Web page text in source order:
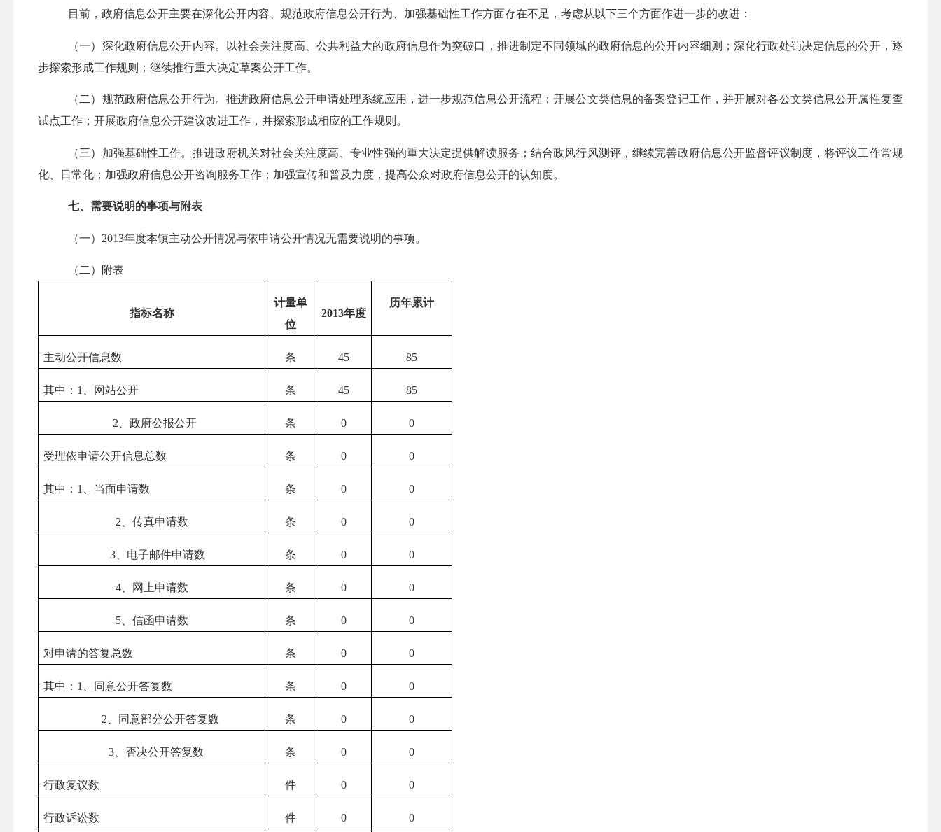
目前，政府信息公开主要在深化公开内容、规范政府信息公开行为、加强基础性工作方面存在不足，考虑从以下三个方面作进一步的改进：
（一）深化政府信息公开内容。以社会关注度高、公共利益大的政府信息作为突破口，推进制定不同领域的政府信息的公开内容细则；深化行政处罚决定信息的公开，逐
步探索形成工作规则；继续推行重大决定草案公开工作。
（二）规范政府信息公开行为。推进政府信息公开申请处理系统应用，进一步规范信息公开流程；开展公文类信息的备案登记工作，并开展对各公文类信息公开属性复查
试点工作；开展政府信息公开建议改进工作，并探索形成相应的工作规则。
（三）加强基础性工作。推进政府机关对社会关注度高、专业性强的重大决定提供解读服务；结合政风行风测评，继续完善政府信息公开监督评议制度，将评议工作常规
化、日常化；加强政府信息公开咨询服务工作；加强宣传和普及力度，提高公众对政府信息公开的认知度。
七、需要说明的事项与附表
（一）2013年度本镇主动公开情况与依申请公开情况无需要说明的事项。
（二）附表
指标名称
计量单
位
2013年度
历年累计
主动公开信息数 条 45 85
其中：1、网站公开 条 45 85
2 、政府公报公开 条 0 0
受理依申请公开信息总数 条 0 0
其中：1、当面申请数 条 0 0
2 、传真申请数 条 0 0
3、电子邮件申请数 条 0 0
4、网上申请数 条 0 0
5、信函申请数 条 0 0
对申请的答复总数 条 0 0
其中：1、同意公开答复数 条 0 0
2 、同意部分公开答复数 条 0 0
3、否决公开答复数 条 0 0
行政复议数 件 0 0
行政诉讼数 件 0 0